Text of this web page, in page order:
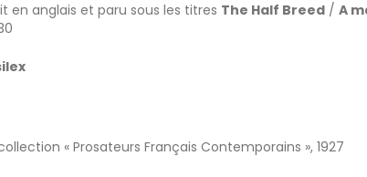
en anglais et paru sous les titres The Half Breed / A
« Prosateurs Français Contemporains », 1927